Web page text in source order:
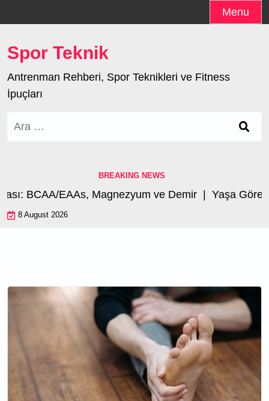
to
Menu
Spor Teknik
Antrenman Rehberi, Spor Teknikleri ve Fitness
İpuçları
Arama:
BREAKING NEWS
BCAA/EAAs, Magnezyum ve Demir |Yaşa Göre
8 August 2026